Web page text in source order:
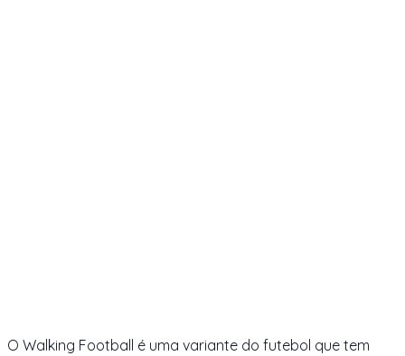
O Walking Football é uma variante do futebol que tem